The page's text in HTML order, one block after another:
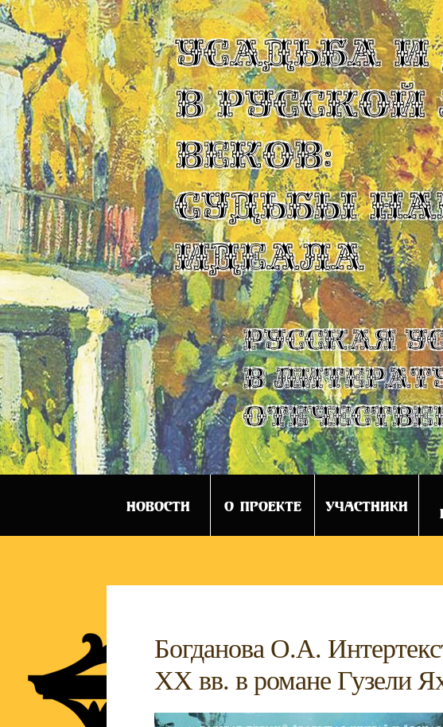
УСАДЬБА
В РУССКОЙ
ВЕКОВ:
СУДЬБЫ
ИДЕАЛА
Русская
в
НОВОСТИ О ПРОЕКТЕ УЧАСТНИКИ
Богданова О.А.
XX вв. в романе Гузели